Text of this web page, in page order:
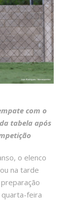
com o
tabela após
o elenco
na tarde
feira